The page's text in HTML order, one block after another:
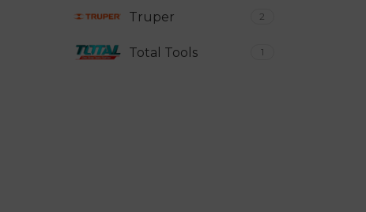
Truper 2
Total Tools 1